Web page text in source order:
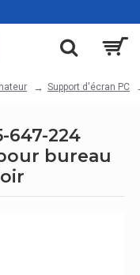
Support d'écran PC
647-224
bureau